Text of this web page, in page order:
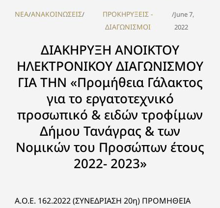
NEA/ΑΝΑΚΟΙΝΩΣΕΙΣ/
ΠΡΟΚΗΡΥΞΕΙΣ -
ΔΙΑΓΩΝΙΣΜΟΙ
/June 7,
2022
ΔΙΑΚΗΡΥΞΗ ΑΝΟΙΚΤΟΥ
ΗΛΕΚΤΡΟΝΙΚΟΥ ΔΙΑΓΩΝΙΣΜΟΥ
ΓΙΑ ΤΗΝ «Προμήθεια Γάλακτος
για το εργατοτεχνικό
προσωπικό & ειδών τροφίμων
Δήμου Τανάγρας & των
Νομικών του Προσώπων έτους
2022- 2023»
Α.O.Ε. 162.2022 (ΣΥΝΕΔΡΙΑΣΗ 20η) ΠΡΟΜΗΘΕΙΑ